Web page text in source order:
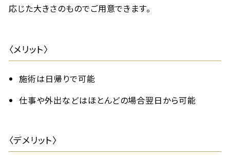
応じた大きさのものでご用意できます。
〈メリット〉
施術は日帰りで可能
仕事や外出などはほとんどの場合翌日から可能
〈デメリット〉